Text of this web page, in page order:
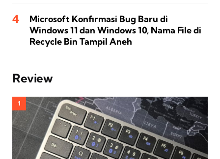
Microsoft Konfirmasi Bug Baru di
Windows 11 dan Windows 10, Nama File di
Recycle Bin Tampil Aneh
Review